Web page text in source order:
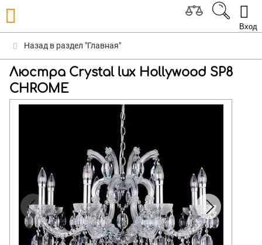
Вход
Назад в раздел "Главная"
Люстра Crystal lux Hollywood SP8
CHROME